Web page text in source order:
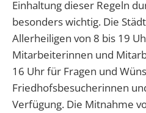
Einhaltung dieser Regeln
besonders wichtig. Die
Allerheiligen von 8 bis 19
Mitarbeiterinnen und
16 Uhr für Fragen und
Friedhofsbesucherinnen
Verfügung. Die Mitnahme